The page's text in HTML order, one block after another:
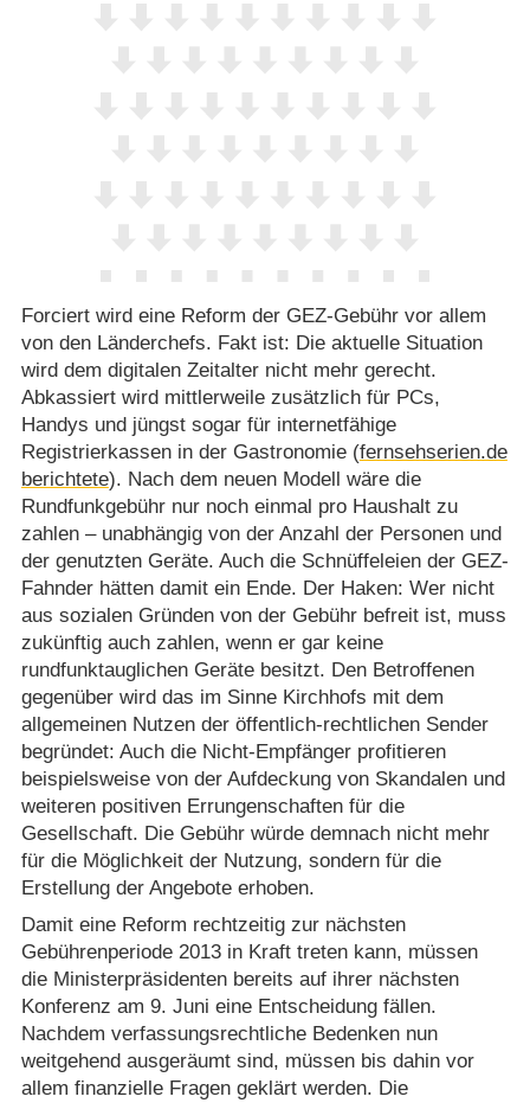
Forciert wird eine Reform der GEZ-Gebühr vor allem
von den Länderchefs. Fakt ist: Die aktuelle Situation
wird dem digitalen Zeitalter nicht mehr gerecht.
Abkassiert wird mittlerweile zusätzlich für PCs,
Handys und jüngst sogar für internetfähige
Registrierkassen in der Gastronomie (fernsehserien.de
berichtete). Nach dem neuen Modell wäre die
Rundfunkgebühr nur noch einmal pro Haushalt zu
zahlen – unabhängig von der Anzahl der Personen und
der genutzten Geräte. Auch die Schnüffeleien der GEZ-
Fahnder hätten damit ein Ende. Der Haken: Wer nicht
aus sozialen Gründen von der Gebühr befreit ist, muss
zukünftig auch zahlen, wenn er gar keine
rundfunktauglichen Geräte besitzt. Den Betroffenen
gegenüber wird das im Sinne Kirchhofs mit dem
allgemeinen Nutzen der öffentlich-rechtlichen Sender
begründet: Auch die Nicht-Empfänger profitieren
beispielsweise von der Aufdeckung von Skandalen und
weiteren positiven Errungenschaften für die
Gesellschaft. Die Gebühr würde demnach nicht mehr
für die Möglichkeit der Nutzung, sondern für die
Erstellung der Angebote erhoben.
Damit eine Reform rechtzeitig zur nächsten
Gebührenperiode 2013 in Kraft treten kann, müssen
die Ministerpräsidenten bereits auf ihrer nächsten
Konferenz am 9. Juni eine Entscheidung fällen.
Nachdem verfassungsrechtliche Bedenken nun
weitgehend ausgeräumt sind, müssen bis dahin vor
allem finanzielle Fragen geklärt werden. Die